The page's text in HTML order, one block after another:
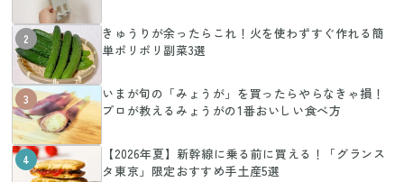
2
きゅうりが余ったらこれ！火を使わずすぐ作れる簡
単ポリポリ副菜3選
3
いまが旬の「みょうが」を買ったらやらなきゃ損！
プロが教えるみょうがの1番おいしい食べ方
4
【2026年夏】新幹線に乗る前に買える！「グランス
タ東京」限定おすすめ手土産5選